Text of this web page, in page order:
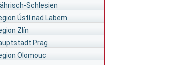
Schlesien
Ústí nad Labem
Zlín
Prag
Olomouc